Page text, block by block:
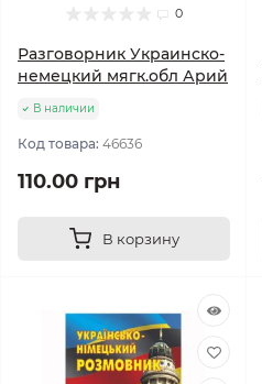
0
Разговорник Украинско-
немецкий мягк.обл Арий
В наличии
Код товара: 46636
110.00 грн
В корзину